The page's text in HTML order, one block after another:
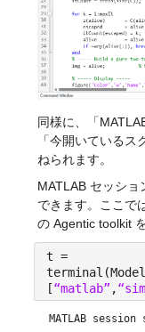
同様に、「
「今開いている
ねられます。
MATLAB セッショ
できます。
ここで
の Agentic toolkit
t =
[“matlab” ,
MATLAB